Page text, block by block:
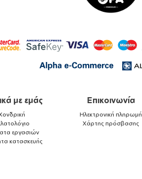
με εμάς
εργασιών
κατασκευής
Επικοινωνία
Ηλεκτρονική πληρωμή
Χάρτης πρόσβασης